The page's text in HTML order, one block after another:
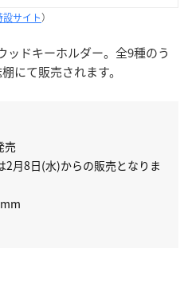
設サイト）
ッドキーホルダー。全9種のう
にて販売されます。
売
月8日(水)からの販売となりま